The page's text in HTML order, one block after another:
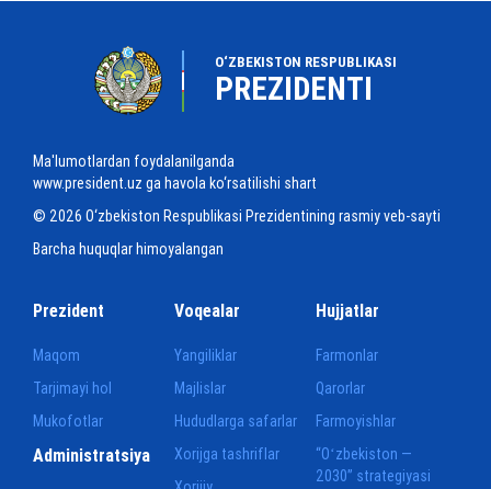
O‘ZBEKISTON RESPUBLIKASI
PREZIDENTI
Ma'lumotlardan foydalanilganda
www.president.uz ga havola ko‘rsatilishi shart
© 2026 O‘zbekiston Respublikasi Prezidentining rasmiy veb-sayti
Barcha huquqlar himoyalangan
Prezident
Maqom
Tarjimayi hol
Mukofotlar
Voqealar
Yangiliklar
Majlislar
Hududlarga safarlar
Xorijga tashriflar
Hujjatlar
Farmonlar
Qarorlar
Farmoyishlar
“Oʻzbekiston —
2030” strategiyasi
Administratsiya